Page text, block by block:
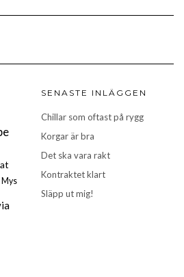
Mys
SENASTE INLÄGGEN
Chillar som oftast på rygg
Korgar är bra
Det ska vara rakt
Kontraktet klart
Släpp ut mig!